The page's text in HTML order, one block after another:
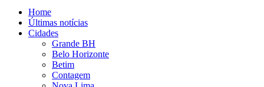
Home
Últimas notícias
Cidades
Grande BH
Belo Horizonte
Betim
Contagem